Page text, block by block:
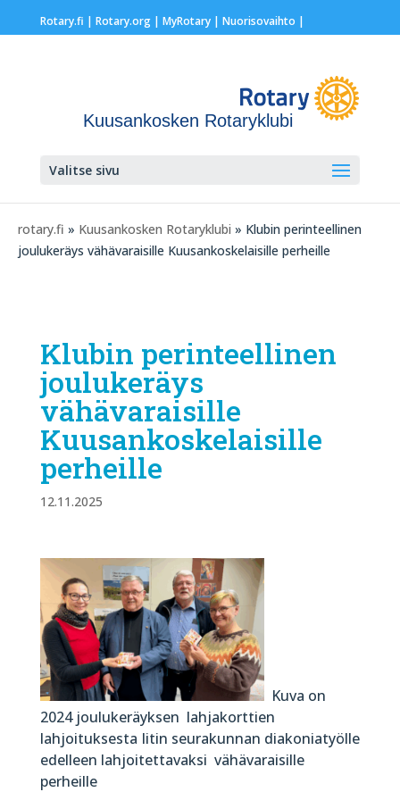
Rotary.fi | Rotary.org| MyRotary | Nuorisovaihto |
Kuusankosken Rotaryklubi
Valitse sivu
rotary.fi » Kuusankosken Rotaryklubi » Klubin perinteellinen
joulukeräys vähävaraisille Kuusankoskelaisille perheille
Klubin perinteellinen
joulukeräys
vähävaraisille
Kuusankoskelaisille
perheille
12.11.2025
Kuva on
2024 joulukeräyksen lahjakorttien
lahjoituksesta Iitin seurakunnan diakoniatyölle
edelleen lahjoitettavaksi vähävaraisille
perheille